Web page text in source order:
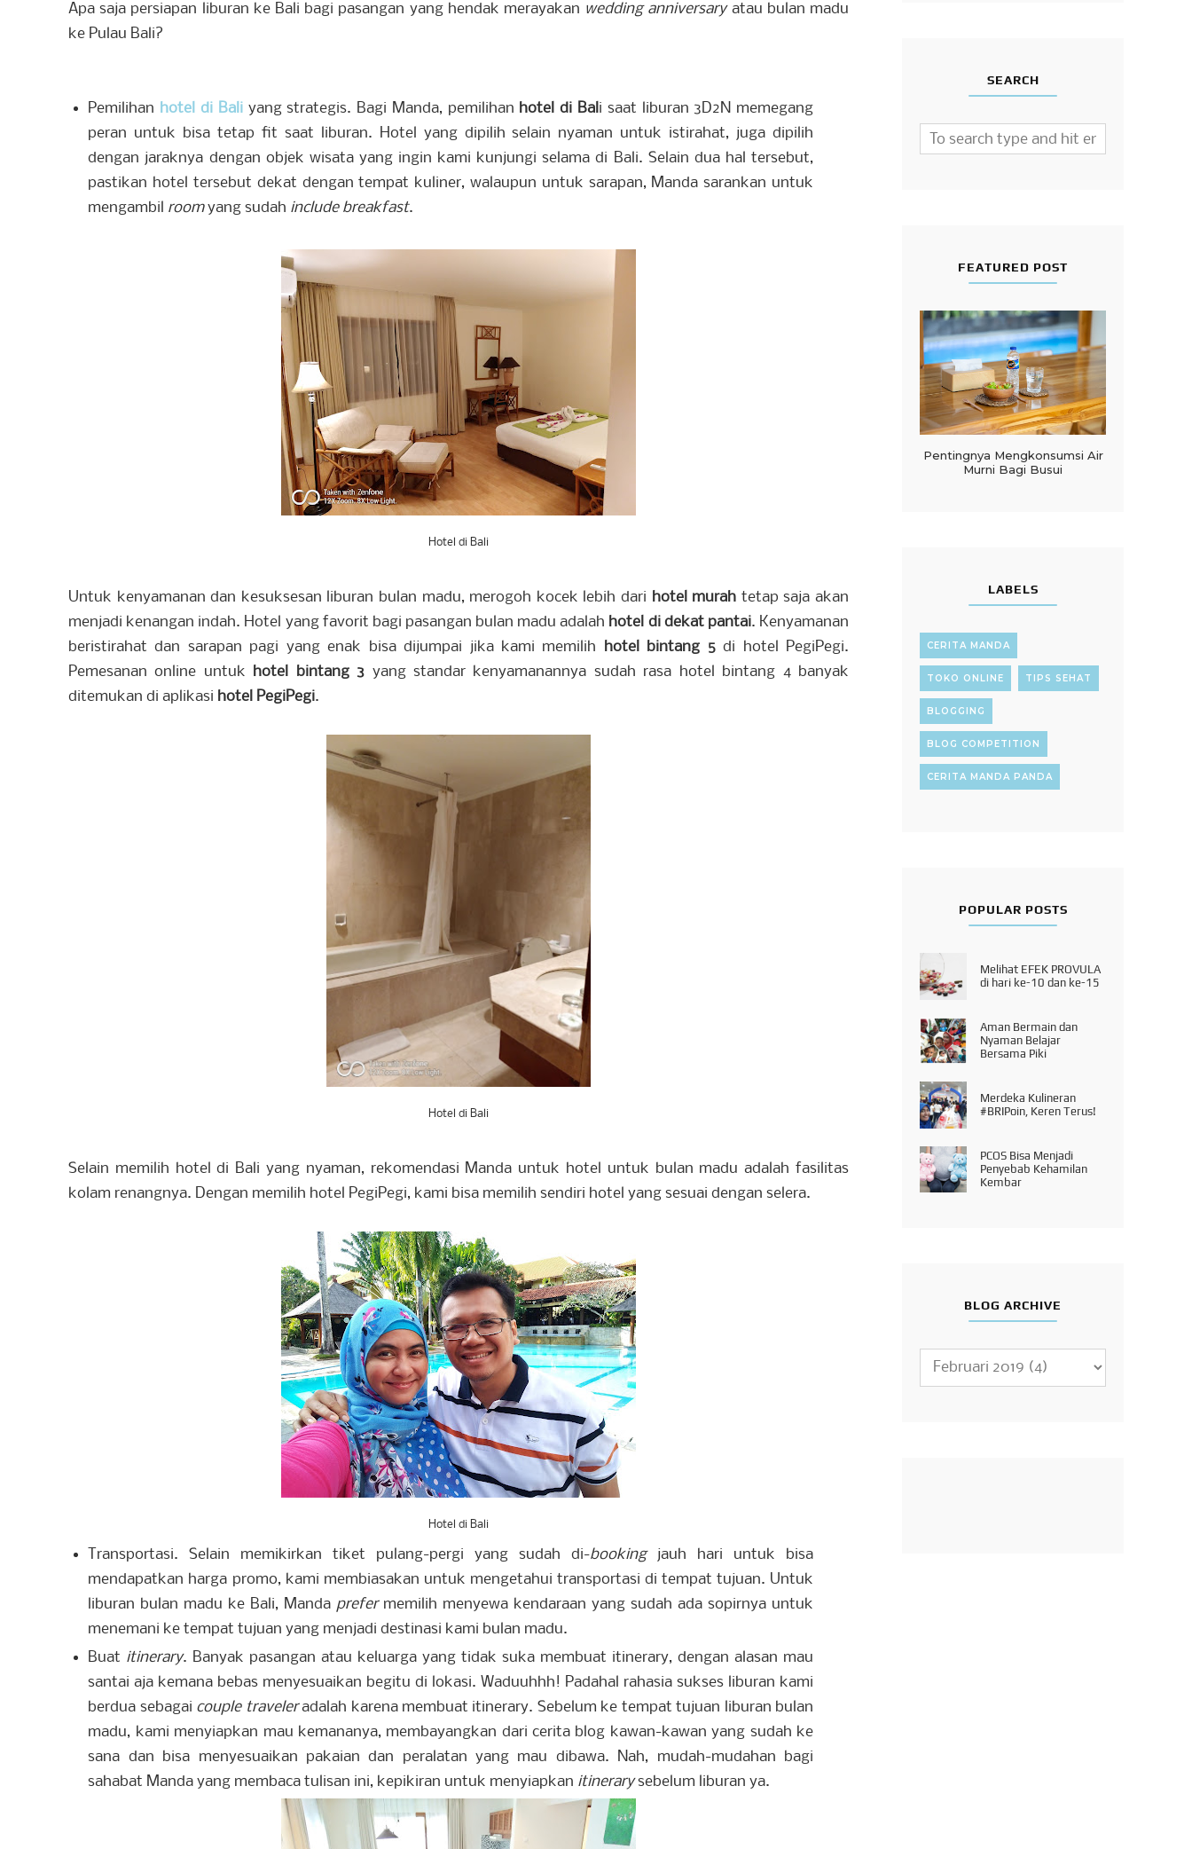
Apa saja persiapan liburan ke Bali bagi pasangan yang hendak merayakan wedding anniversaryatau bulan madu
ke Pulau Bali?
Pemilihan hotel di Bali yang strategis. Bagi Manda, pemilihan hotel di Bali saat liburan 3D2N memegang
peran untuk bisa tetap fit saat liburan. Hotel yang dipilih selain nyaman untuk istirahat, juga dipilih
dengan jaraknya dengan objek wisata yang ingin kami kunjungi selama di Bali. Selain dua hal tersebut,
pastikan hotel tersebut dekat dengan tempat kuliner, walaupun untuk sarapan, Manda sarankan untuk
mengambil roomyang sudah include breakfast.
Hotel di Bali
Untuk kenyamanan dan kesuksesan liburan bulan madu, merogoh kocek lebih dari hotel murah tetap saja akan
menjadi kenangan indah. Hotel yang favorit bagi pasangan bulan madu adalah hotel di dekat pantai. Kenyamanan
beristirahat dan sarapan pagi yang enak bisa dijumpai jika kami memilih hotel bintang 5di hotel PegiPegi.
Pemesanan online untuk hotel bintang 3 yang standar kenyamanannya sudah rasa hotel bintang 4 banyak
ditemukan di aplikasi hotel PegiPegi.
Hotel di Bali
Selain memilih hotel di Bali yang nyaman, rekomendasi Manda untuk hotel untuk bulan madu adalah fasilitas
kolam renangnya. Dengan memilih hotel PegiPegi, kami bisa memilih sendiri hotel yang sesuai dengan selera.
Hotel di Bali
Transportasi. Selain memikirkan tiket pulang-pergi yang sudah di-booking jauh hari untuk bisa
mendapatkan harga promo, kami membiasakan untuk mengetahui transportasi di tempat tujuan. Untuk
liburan bulan madu ke Bali, Manda prefermemilih menyewa kendaraan yang sudah ada sopirnya untuk
menemani ke tempat tujuan yang menjadi destinasi kami bulan madu.
Buat itinerary. Banyak pasangan atau keluarga yang tidak suka membuat itinerary, dengan alasan mau
santai aja kemana bebas menyesuaikan begitu di lokasi. Waduuhhh! Padahal rahasia sukses liburan kami
berdua sebagai couple traveleradalah karena membuat itinerary. Sebelum ke tempat tujuan liburan bulan
madu, kami menyiapkan mau kemananya, membayangkan dari cerita blog kawan-kawan yang sudah ke
sana dan bisa menyesuaikan pakaian dan peralatan yang mau dibawa. Nah, mudah-mudahan bagi
sahabat Manda yang membaca tulisan ini, kepikiran untuk menyiapkan itinerarysebelum liburan ya.
SEARCH
FEATURED POST
Pentingnya Mengkonsumsi Air
Murni Bagi Busui
LABELS
CERITA MANDA
TOKO ONLINE TIPS SEHAT
BLOGGING
BLOG COMPETITION
CERITA MANDA PANDA
POPULAR POSTS
Melihat EFEK PROVULA
di hari ke-10 dan ke-15
Aman Bermain dan
Nyaman Belajar
Bersama Piki
Merdeka Kulineran
#BRIPoin, Keren Terus!
PCOS Bisa Menjadi
Penyebab Kehamilan
Kembar
BLOG ARCHIVE